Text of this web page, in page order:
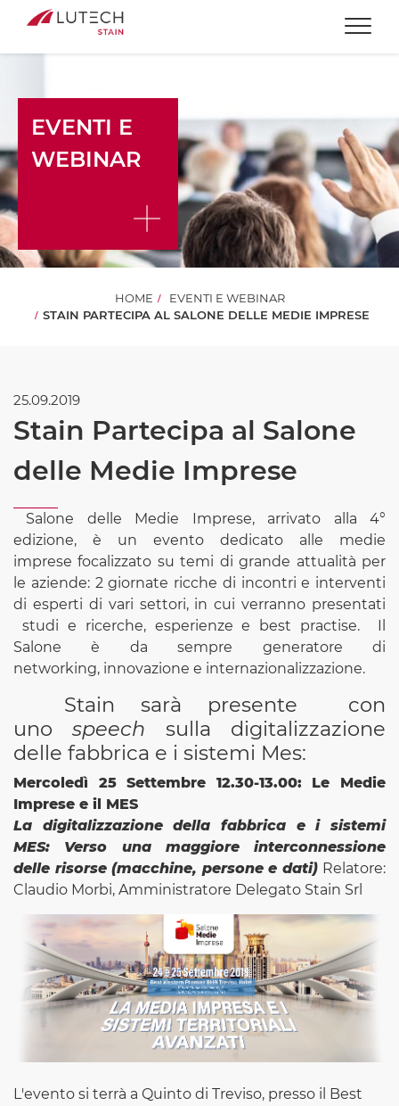
EVENTI E
WEBINAR
HOME
EVENTI E WEBINAR
STAIN PARTECIPA AL SALONE DELLE MEDIE IMPRESE
25.09.2019
Stain Partecipa al Salone
delle Medie Imprese
Salone delle Medie Imprese, arrivato alla 4°
edizione, è un evento dedicato alle medie
imprese focalizzato su temi di grande attualità per
le aziende: 2 giornate ricche di incontri e interventi
di esperti di vari settori, in cui verranno presentati
studi e ricerche, esperienze e best practise. Il
Salone è da sempre generatore di
networking, innovazione e internazionalizzazione.
Stain sarà presente con
unospeech sulla digitalizzazione
delle fabbrica e i sistemi Mes:
Mercoledì 25 Settembre 12.30-13.00: Le Medie
Imprese e il MES
La digitalizzazione della fabbrica e i sistemi
MES: Verso una maggiore interconnessione
delle risorse (macchine, persone e dati) Relatore:
Claudio Morbi, Amministratore Delegato Stain Srl
L'evento si terrà a Quinto di Treviso, presso il Best